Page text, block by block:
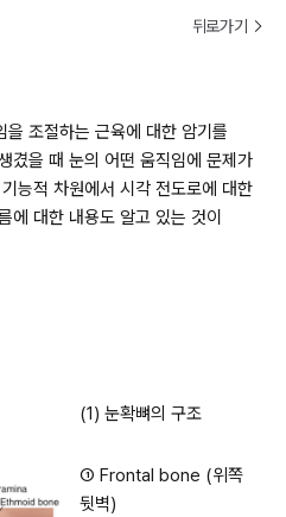
뒤로가기
조절하는 근육에 대한 암기를
겼을 때 눈의 어떤 움직임에 문제가
능적 차원에서 시각 전도로에 대한
에 대한 내용도 알고 있는 것이
(1) 눈확뼈의 구조
① Frontal bone (위쪽
뒷벽)